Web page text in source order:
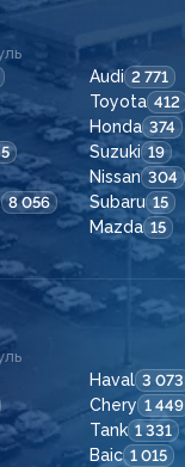
Audi 2 771
Toyota 412
Honda 374
Suzuki 19
Nissan 304
8 056 Subaru 15
Mazda 15
Haval 3 073
Chery 1 449
Tank 1 331
Baic 1 015